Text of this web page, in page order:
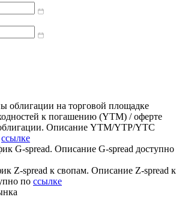
облигации на торговой площадке
к погашению (YTM) / оферте
Описание YTM/YTP/YTC
ссылке
G-spread. Описание G-spread доступно
Z-spread к свопам. Описание Z-spread к
по ссылке